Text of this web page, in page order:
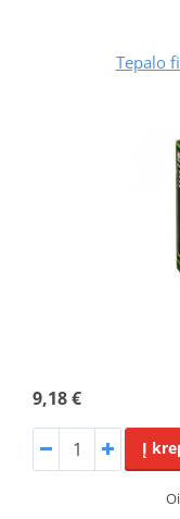
Tepalo
9,18 €
Į